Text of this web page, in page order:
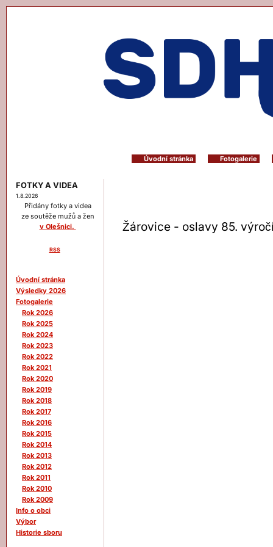
Úvodní stránka Fotogalerie
FOTKY A VIDEA
1.8.2026
Přidány fotky a videa
ze soutěže mužů a žen
v Olešnici.
RSS
Úvodní stránka
Výsledky 2026
Fotogalerie
Rok 2026
Rok 2025
Rok 2024
Rok 2023
Rok 2022
Rok 2021
Rok 2020
Rok 2019
Rok 2018
Rok 2017
Rok 2016
Rok 2015
Rok 2014
Rok 2013
Rok 2012
Rok 2011
Rok 2010
Rok 2009
Info o obci
Výbor
Historie sboru
Žárovice - oslavy 85.